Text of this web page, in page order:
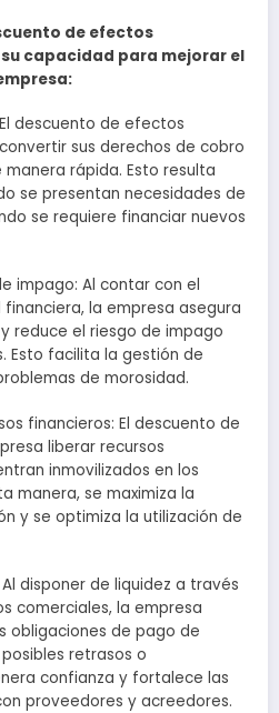
de efectos
capacidad para mejorar el
descuento de efectos
sus derechos de cobro
rápida. Esto resulta
se presentan necesidades de
se requiere financiar nuevos
impago: Al contar con el
la empresa asegura
reduce el riesgo de impago
Esto facilita la gestión de
de morosidad.
financieros: El descuento de
liberar recursos
inmovilizados en los
manera, se maximiza la
y se optimiza la utilización de
disponer de liquidez a través
comerciales, la empresa
obligaciones de pago de
retrasos o
confianza y fortalece las
proveedores y acreedores.